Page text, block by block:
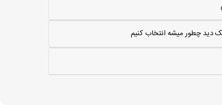
دید چطور میشه انتخاب کنیم